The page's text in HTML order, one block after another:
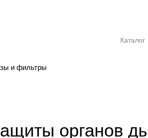
Каталог
и фильтры
органов